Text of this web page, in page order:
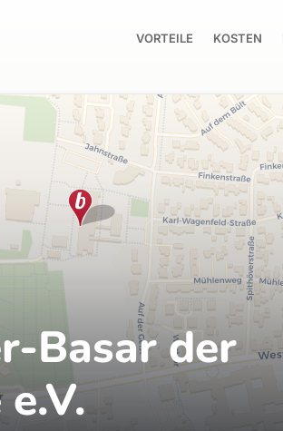
VORTEILE KOSTEN
Basar der